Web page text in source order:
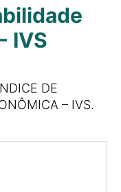
IVS
DE
– IVS.